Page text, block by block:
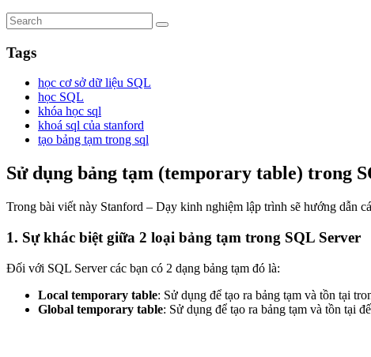
Tags
học cơ sở dữ liệu SQL
học SQL
khóa học sql
khoá sql của stanford
tạo bảng tạm trong sql
Sử dụng bảng tạm (temporary table) trong
Trong bài viết này Stanford – Dạy kinh nghiệm lập trình sẽ hướng dẫn
1. Sự khác biệt giữa 2 loại bảng tạm trong SQL Server
Đối với SQL Server các bạn có 2 dạng bảng tạm đó là:
Local temporary table: Sử dụng để tạo ra bảng tạm và tồn tại
Global temporary table: Sử dụng để tạo ra bảng tạm và tồn tại